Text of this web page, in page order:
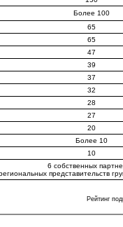
Более 100
65
65
47
39
37
32
28
27
20
Более 10
10
6 собственных
представительств
Рейтинг